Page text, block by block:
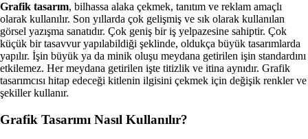
Grafik tasarım, bilhassa alaka çekmek, tanıtım ve reklam amaçlı
olarak kullanılır. Son yıllarda çok gelişmiş ve sık olarak kullanılan
görsel yazışma sanatıdır. Çok geniş bir iş yelpazesine sahiptir. Çok
küçük bir tasavvur yapılabildiği şeklinde, oldukça büyük tasarımlarda
yapılır. İşin büyük ya da minik oluşu meydana getirilen işin standardını
etkilemez. Her meydana getirilen işte titizlik ve itina aynıdır. Grafik
tasarımcısı hitap edeceği kitlenin ilgisini çekmek için değişik renkler ve
şekiller kullanır.
Grafik Tasarımı Nasıl Kullanılır?